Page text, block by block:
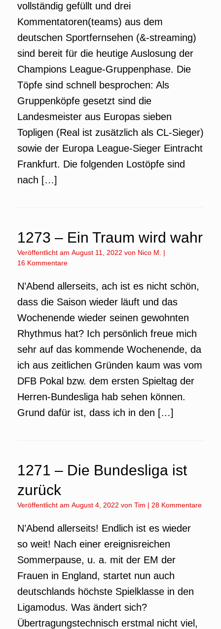
vollständig gefüllt und drei
Kommentatoren(teams) aus dem
deutschen Sportfernsehen (&-streaming)
sind bereit für die heutige Auslosung der
Champions League-Gruppenphase. Die
Töpfe sind schnell besprochen: Als
Gruppenköpfe gesetzt sind die
Landesmeister aus Europas sieben
Topligen (Real ist zusätzlich als CL-Sieger)
sowie der Europa League-Sieger Eintracht
Frankfurt. Die folgenden Lostöpfe sind
nach […]
1273 – Ein Traum wird wahr
Veröffentlicht am August 11, 2022 von Nico M.
|
16 Kommentare
N’Abend allerseits, ach ist es nicht schön,
dass die Saison wieder läuft und das
Wochenende wieder seinen gewohnten
Rhythmus hat? Ich persönlich freue mich
sehr auf das kommende Wochenende, da
ich aus zeitlichen Gründen kaum was vom
DFB Pokal bzw. dem ersten Spieltag der
Herren-Bundesliga hab sehen können.
Grund dafür ist, dass ich in den […]
1271 – Die Bundesliga ist
zurück
Veröffentlicht am August 4, 2022 von Tim | 28 Kommentare
N’Abend allerseits! Endlich ist es wieder
so weit! Nach einer ereignisreichen
Sommerpause, u. a. mit der EM der
Frauen in England, startet nun auch
deutschlands höchste Spielklasse in den
Ligamodus. Was ändert sich?
Übertragungstechnisch erstmal nicht viel,